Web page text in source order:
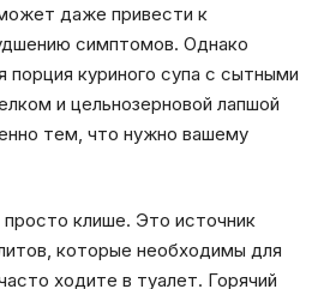
даже привести к
симптомов. Однако
куриного супа с сытными
и цельнозерновой лапшой
тем, что нужно вашему
просто клише. Это источник
которые необходимы для
ходите в туалет. Горячий